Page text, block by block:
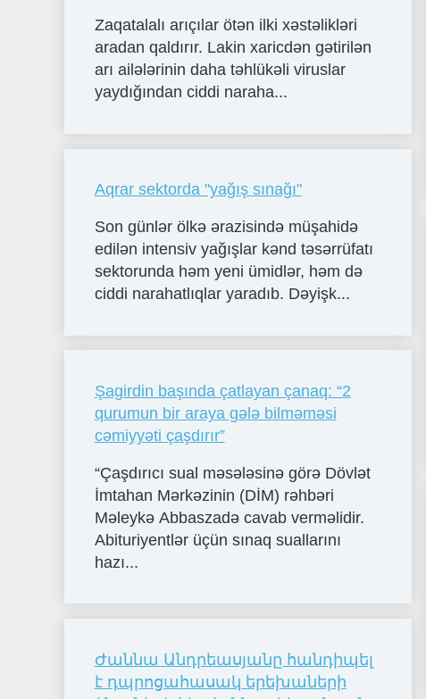
Zaqatalalı arıçılar ötən ilki xəstəlikləri
aradan qaldırır. Lakin xaricdən gətirilən
arı ailələrinin daha təhlükəli viruslar
yaydığından ciddi naraha...
Aqrar sektorda "yağış sınağı"
Son günlər ölkə ərazisində müşahidə
edilən intensiv yağışlar kənd təsərrüfatı
sektorunda həm yeni ümidlər, həm də
ciddi narahatlıqlar yaradıb. Dəyişk...
Şagirdin başında çatlayan çanaq: “2
qurumun bir araya gələ bilməməsi
cəmiyyəti çaşdırır”
“Çaşdırıcı sual məsələsinə görə Dövlət
İmtahan Mərkəzinin (DİM) rəhbəri
Məleykə Abbaszadə cavab verməlidir.
Abituriyentlər üçün sınaq suallarını
hazı...
Ժաննա Անդրեասյանը հանդիպել
է դպրոցահասակ երեխաների